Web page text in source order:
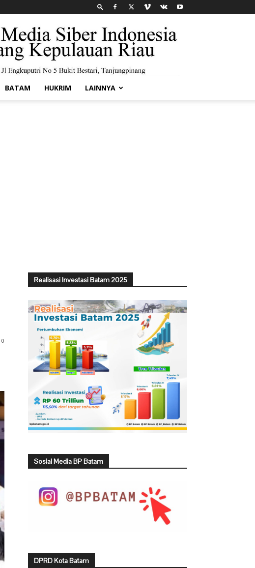
BATAM HUKRIM LAINNYA
0
Realisasi Investasi Batam 2025
Sosial Media BP Batam
DPRD Kota Batam